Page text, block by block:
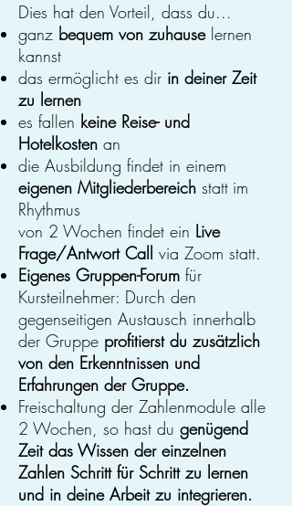
Dies hat den Vorteil, dass du...
ganz bequem von zuhauselernen
kannst
das ermöglicht es dir in deiner Zeit
zu lernen
es fallen keine Reise- und
Hotelkosten an
die Ausbildung findet in einem
eigenen Mitgliederbereich statt im
Rhythmus
von 2 Wochen findet ein Live
Frage/Antwort Call via Zoom statt.
Eigenes Gruppen-Forum für
Kursteilnehmer: Durch den
gegenseitigen Austausch innerhalb
der Gruppe profitierst du zusätzlich
von den Erkenntnissen und
Erfahrungen der Gruppe.
Freischaltung der Zahlenmodule alle
2 Wochen, so hast du genügend
Zeit das Wissen der einzelnen
Zahlen Schritt für Schritt zu lernen
und in deine Arbeit zu integrieren.